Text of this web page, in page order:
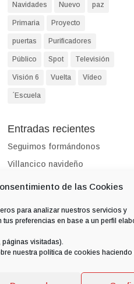
de las Cookies
para analizar nuestros servicios y
preferencias en base a un perfil
visitadas).
nuestra política de cookies haciendo
Navidades Nuevo paz
Primaria Proyecto
puertas Purificadores
Público Spot Televisión
Visión 6 Vuelta Vídeo
´Escuela
Entradas recientes
Seguimos formándonos
Villancico navideño
Día Internacional de la
Día de la Infancia